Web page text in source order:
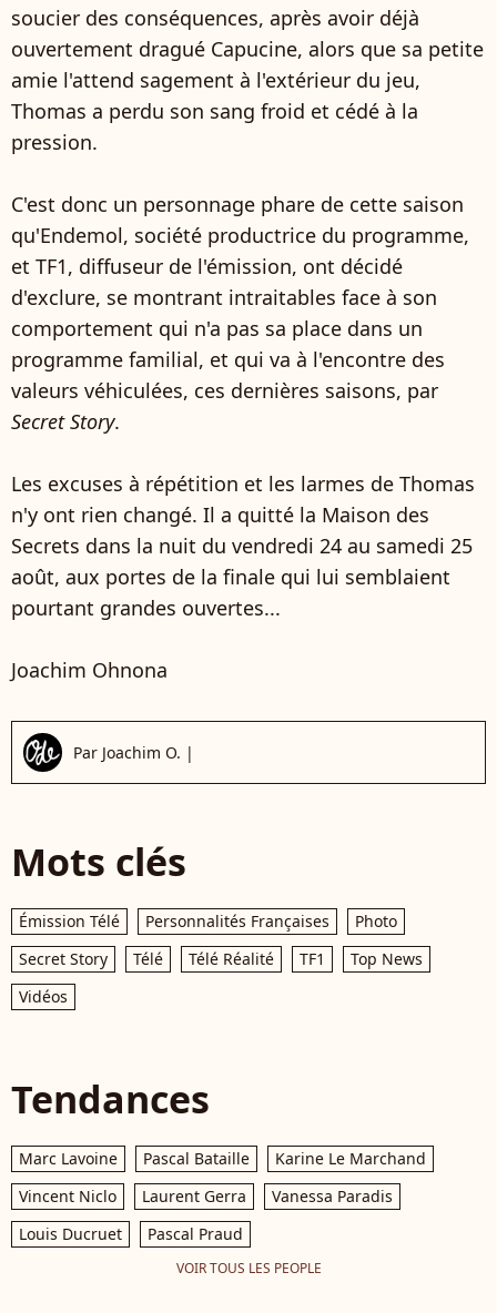
soucier des conséquences, après avoir déjà
ouvertement dragué Capucine, alors que sa petite
amie l'attend sagement à l'extérieur du jeu,
Thomas a perdu son sang froid et cédé à la
pression.
C'est donc un personnage phare de cette saison
qu'Endemol, société productrice du programme,
et TF1, diffuseur de l'émission, ont décidé
d'exclure, se montrant intraitables face à son
comportement qui n'a pas sa place dans un
programme familial, et qui va à l'encontre des
valeurs véhiculées, ces dernières saisons, par
Secret Story.
Les excuses à répétition et les larmes de Thomas
n'y ont rien changé. Il a quitté la Maison des
Secrets dans la nuit du vendredi 24 au samedi 25
août, aux portes de la finale qui lui semblaient
pourtant grandes ouvertes...
Joachim Ohnona
Par Joachim O. |
Mots clés
Émission Télé Personnalités Françaises
Photo
Secret Story
Télé Télé Réalité TF1
Top News
Vidéos
Tendances
Marc Lavoine Pascal Bataille
Karine Le Marchand
Vincent Niclo
Laurent Gerra
Vanessa Paradis
Louis Ducruet
Pascal Praud
VOIR TOUS LES PEOPLE